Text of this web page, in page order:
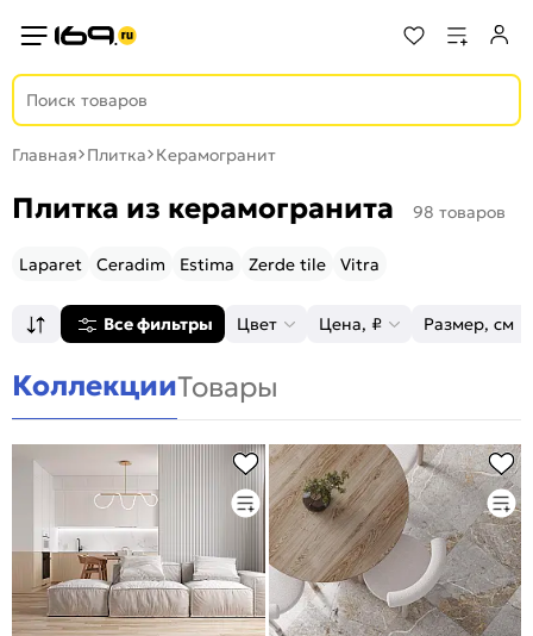
Главная Плитка Керамогранит
Плитка из керамогранита 98 товаров
Laparet Ceradim Estima Zerde tile Vitra
Все фильтры Цвет Цена, ₽ Размер, см
КоллекцииТовары